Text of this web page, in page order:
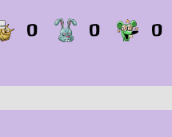
0 0 0